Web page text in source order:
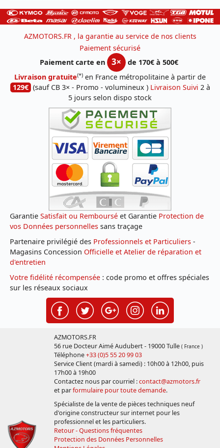
AZMOTORS.FR , la garantie au service de nos clients
Paiement sécurisé
Paiement carte en
3×
de 170€ à 500€
Livraison gratuite(*) en France métropolitaine à partir de
129€ (sauf CB 3× - Promo - volumineux ) Livraison Suivi 2 à
5 jours selon dispo stock
Garantie Satisfait ou Remboursé et Garantie Protection de
vos Données personnelles sans traçage
Partenaire privilégié des Professionnels et Particuliers -
Magasins Concession Officielle et Atelier de réparation et
d'entretien
Votre fidélité récompensée : code promo et offres spéciales
sur les réseaux sociaux
AZMOTORS.FR
56 rue Docteur Aimé Audubert - 19000 Tulle ( France )
Téléphone+33 (0)5 55 20 99 03
Service Client (mardi à samedi) : 10h00 à 12h00, puis
17h00 à 19h00
Contactez nous par courriel :contact@azmotors.fr
et parformulaire pour toute demande.
Spécialiste de la vente de pièces techniques neuf
d'origine constructeur sur internet pour les
professionnel et les particuliers.
Retour - Questions fréquentes
Protection des Données Personnelles